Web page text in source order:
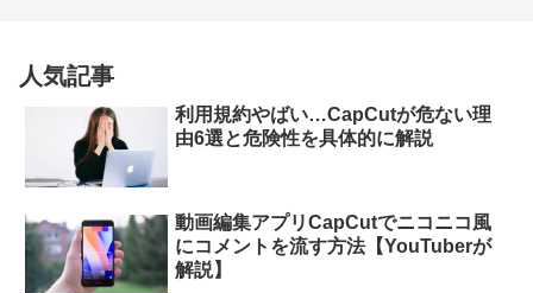
人気記事
利用規約やばい…CapCutが危ない理
由6選と危険性を具体的に解説
動画編集アプリCapCutでニコニコ風
にコメントを流す方法【YouTuberが
解説】